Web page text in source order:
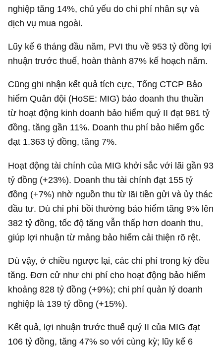
nghiệp tăng 14%, chủ yếu do chi phí nhân sự và
dịch vụ mua ngoài.
Lũy kế 6 tháng đầu năm, PVI thu về953 tỷ đồng lợi
nhuận trước thuế, hoàn thành 87% kế hoạch năm.
Cũng ghi nhận kết quả tích cực, Tổng CTCP Bảo
hiểm Quân đội (HoSE: MIG) báo doanh thu thuần
từ hoạt động kinh doanh bảo hiểm quý II đạt981 tỷ
đồng, tăng gần 11%. Doanh thu phí bảo hiểm gốc
đạt 1.363 tỷ đồng, tăng 7%.
Hoạt động tài chính của MIG khởi sắc với lãi gần93
tỷ đồng (+23%). Doanh thu tài chính đạt 155 tỷ
đồng (+7%) nhờ nguồn thu từ lãi tiền gửi và ủy thác
đầu tư. Dù chi phí bồi thường bảo hiểm tăng 9% lên
382 tỷ đồng, tốc độ tăng vẫn thấp hơn doanh thu,
giúp lợi nhuận từ mảng bảo hiểm cải thiện rõ rệt.
Dù vậy, ở chiều ngược lại, các chi phí trong kỳ đều
tăng. Đơn cử như chi phí cho hoạt động bảo hiểm
khoảng828 tỷ đồng (+9%); chi phí quản lý doanh
nghiệp là 139 tỷ đồng (+15%).
Kết quả, lợi nhuận trước thuế quý II của MIG đạt
106 tỷ đồng, tăng 47% so với cùng kỳ; lũy kế 6